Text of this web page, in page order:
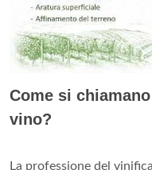
Come si
vino?
La professione del